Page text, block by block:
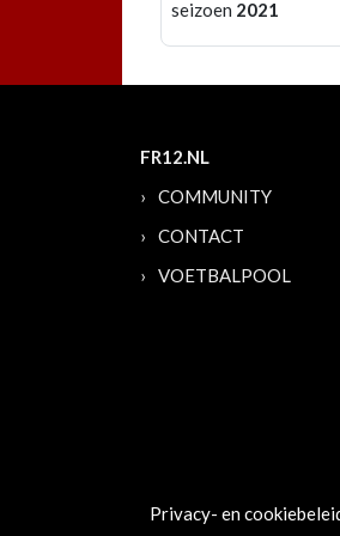
seizoen 2021
FR12.NL
COMMUNITY
CONTACT
VOETBALPOOL
Privacy- en